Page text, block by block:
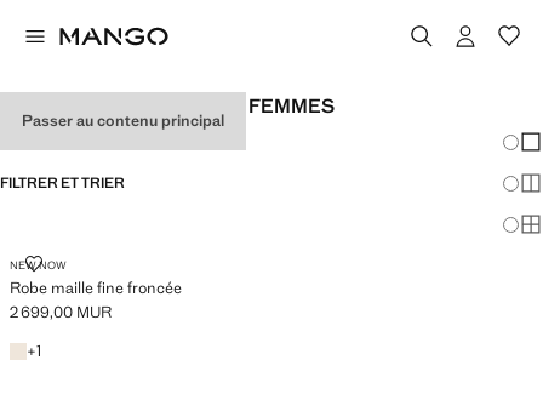
Passer au contenu principal
ROBES BLANCHES POUR FEMMES
FILTRER ET TRIER
NEW NOW
Robe maille fine froncée
ROBE MAILLE FINE FRONCÉE
Prix actuel [2 699,00 MUR ]
2 699,00 MUR
Sable
+1
+1 couleur